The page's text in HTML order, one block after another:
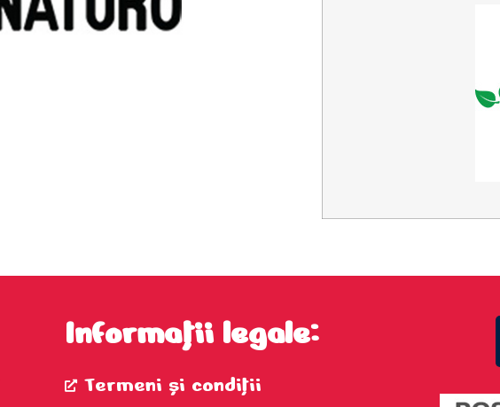
Informații legale:
Termeni şi condiţii